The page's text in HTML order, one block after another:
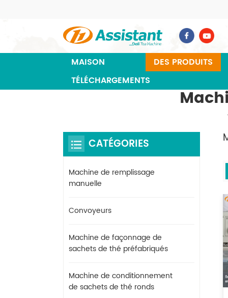
MAISON DES PRODUITS
TÉLÉCHARGEMENTS
CATÉGORIES
Machine de remplissage
manuelle
Convoyeurs
Machine de façonnage de
sachets de thé préfabriqués
Machine de conditionnement
de sachets de thé ronds